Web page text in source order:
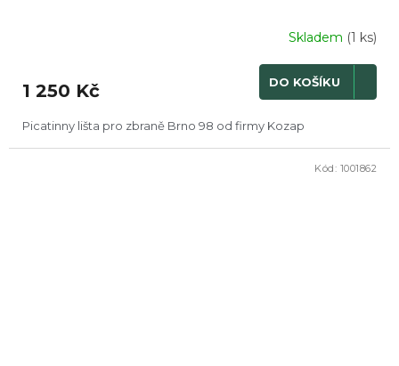
Skladem (1 ks)
1 250 Kč DO KOŠÍKU
Picatinny lišta pro zbraně Brno 98 od firmy Kozap
Kód: 1001862